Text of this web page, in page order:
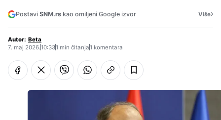
Postavi SNM.rs kao omiljeni Google izvor Više›
Autor: Beta
7. maj 2026.10:331 min čitanja1 komentara